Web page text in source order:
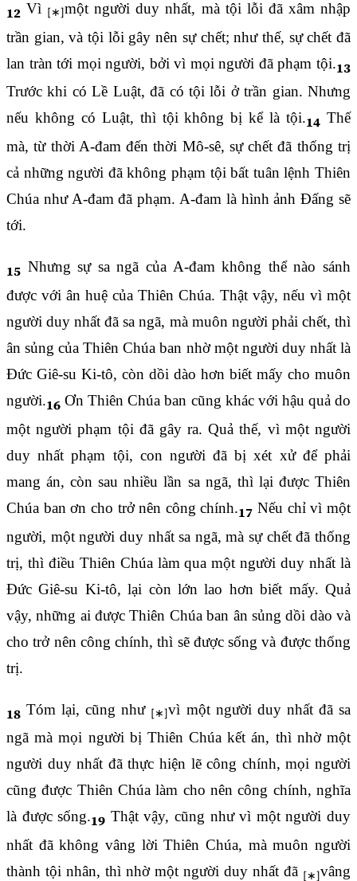
12 Vì
một người duy nhất, mà tội lỗi đã xâm nhập
trần gian, và tội lỗi gây nên sự chết; như thế, sự chết đã
lan tràn tới mọi người, bởi vì mọi người đã phạm tội.13
Trước khi có Lề Luật, đã có tội lỗi ở trần gian. Nhưng
nếu không có Luật, thì tội không bị kể là tội.14 Thế
mà, từ thời A-đam đến thời Mô-sê, sự chết đã thống trị
cả những người đã không phạm tội bất tuân lệnh Thiên
Chúa như A-đam đã phạm. A-đam là hình ảnh Đấng sẽ
tới.
15 Nhưng sự sa ngã của A-đam không thể nào sánh
được với ân huệ của Thiên Chúa. Thật vậy, nếu vì một
người duy nhất đã sa ngã, mà muôn người phải chết, thì
ân sủng của Thiên Chúa ban nhờ một người duy nhất là
Đức Giê-su Ki-tô, còn dồi dào hơn biết mấy cho muôn
người.16 Ơn Thiên Chúa ban cũng khác với hậu quả do
một người phạm tội đã gây ra. Quả thế, vì một người
duy nhất phạm tội, con người đã bị xét xử để phải
mang án, còn sau nhiều lần sa ngã, thì lại được Thiên
Chúa ban ơn cho trở nên công chính.17 Nếu chỉ vì một
người, một người duy nhất sa ngã, mà sự chết đã thống
trị, thì điều Thiên Chúa làm qua một người duy nhất là
Đức Giê-su Ki-tô, lại còn lớn lao hơn biết mấy. Quả
vậy, những ai được Thiên Chúa ban ân sủng dồi dào và
cho trở nên công chính, thì sẽ được sống và được thống
trị.
18 Tóm lại, cũng như
vì một người duy nhất đã sa
ngã mà mọi người bị Thiên Chúa kết án, thì nhờ một
người duy nhất đã thực hiện lẽ công chính, mọi người
cũng được Thiên Chúa làm cho nên công chính, nghĩa
là được sống.19 Thật vậy, cũng như vì một người duy
nhất đã không vâng lời Thiên Chúa, mà muôn người
thành tội nhân, thì nhờ một người duy nhất đã
vâng